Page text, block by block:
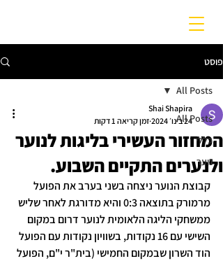
פוסט
All Posts
כללי
נוער
All Posts
המחזור העשירי בליגות לנוער
ולנערים התקיים השבוע.
Shai Shapira
24 בינו׳ 2024
זמן קריאה 1 דקות
קבוצת הנוער ניצחה בשני בערב את הפועל
מרמורק בתוצאה 0:3 והיא מדורגת לאחר שליש
ממשחקי הליגה הלאומית לנוער דרום במקום
השישי עם 16 נקודות, בשוויון נקודות עם הפועל
הוד השרון שבמקום החמישי (בית"ר י"ם, הפועל